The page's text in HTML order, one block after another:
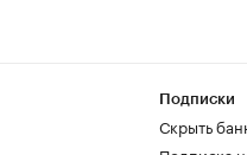
Подписки
Скрыть